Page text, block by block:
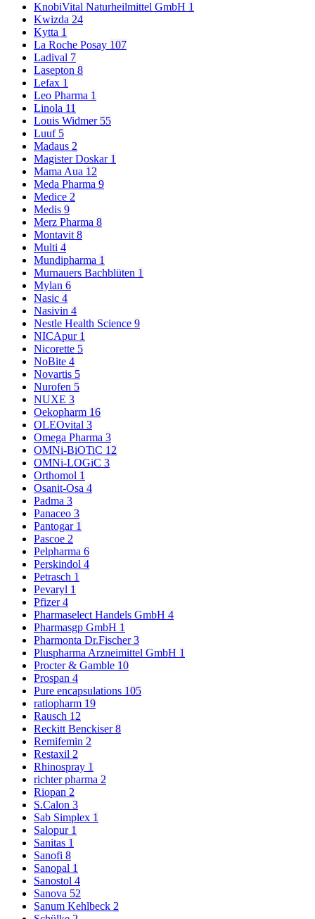
KnobiVital Naturheilmittel GmbH 1
Kwizda 24
Kytta 1
La Roche Posay 107
Ladival 7
Lasepton 8
Lefax 1
Leo Pharma 1
Linola 11
Louis Widmer 55
Luuf 5
Madaus 2
Magister Doskar 1
Mama Aua 12
Meda Pharma 9
Medice 2
Medis 9
Merz Pharma 8
Montavit 8
Multi 4
Mundipharma 1
Murnauers Bachblüten 1
Mylan 6
Nasic 4
Nasivin 4
Nestle Health Science 9
NICApur 1
Nicorette 5
NoBite 4
Novartis 5
Nurofen 5
NUXE 3
Oekopharm 16
OLEOvital 3
Omega Pharma 3
OMNi-BiOTiC 12
OMNi-LOGiC 3
Orthomol 1
Osanit-Osa 4
Padma 3
Panaceo 3
Pantogar 1
Pascoe 2
Pelpharma 6
Perskindol 4
Petrasch 1
Pevaryl 1
Pfizer4
Pharmaselect Handels GmbH 4
Pharmasgp GmbH 1
Pharmonta Dr.Fischer3
Pluspharma Arzneimittel GmbH 1
Procter & Gamble 10
Prospan 4
Pure encapsulations 105
ratiopharm 19
Rausch 12
Reckitt Benckiser8
Remifemin 2
Restaxil 2
Rhinospray 1
richter pharma 2
Riopan 2
S.Calon 3
Sab Simplex 1
Salopur 1
Sanitas 1
Sanofi 8
Sanopal 1
Sanostol 4
Sanova 52
Sanum Kehlbeck 2